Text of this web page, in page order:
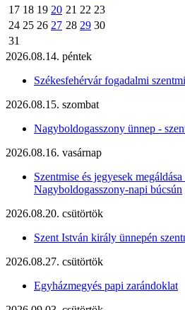
17 18 19 20 21 22 23
24 25 26 27 28 29 30
31
2026.08.14. péntek
Székesfehérvár fogadalmi
2026.08.15. szombat
Nagyboldogasszony ünnep -
2026.08.16. vasárnap
Szentmise és jegyesek
Nagyboldogasszony-napi búcsún
2026.08.20. csütörtök
Szent István király ünnepén
2026.08.27. csütörtök
Egyházmegyés papi zarándoklat